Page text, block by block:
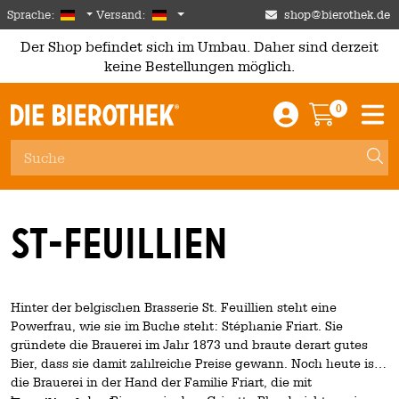
Skip to main content
Sprache: German
Versand: Deutschland shop@bierothek.de
Der Shop befindet sich im Umbau. Daher sind derzeit
keine Bestellungen möglich.
Einloggen /
0
St-Feuillien
Hinter der belgischen Brasserie St. Feuillien steht eine
Powerfrau, wie sie im Buche steht: Stéphanie Friart. Sie
gründete die Brauerei im Jahr 1873 und braute derart gutes
Bier, dass sie damit zahlreiche Preise gewann. Noch heute ist
die Brauerei in der Hand der Familie Friart, die mit